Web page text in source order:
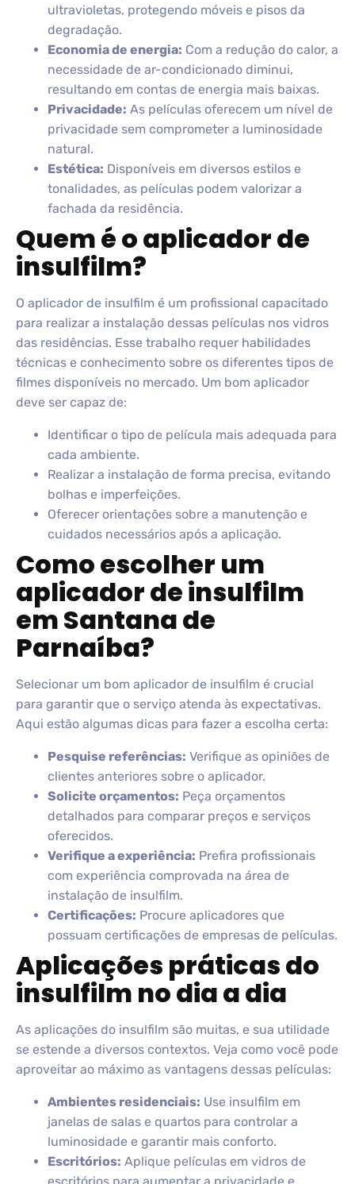
ultravioletas, protegendo móveis e pisos da
degradação.
Economia de energia: Com a redução do calor, a
necessidade de ar-condicionado diminui,
resultando em contas de energia mais baixas.
Privacidade: As películas oferecem um nível de
privacidade sem comprometer a luminosidade
natural.
Estética: Disponíveis em diversos estilos e
tonalidades, as películas podem valorizar a
fachada da residência.
Quem é o aplicador de
insulfilm?
O aplicador de insulfilm é um profissional capacitado
para realizar a instalação dessas películas nos vidros
das residências. Esse trabalho requer habilidades
técnicas e conhecimento sobre os diferentes tipos de
filmes disponíveis no mercado. Um bom aplicador
deve ser capaz de:
Identificar o tipo de película mais adequada para
cada ambiente.
Realizar a instalação de forma precisa, evitando
bolhas e imperfeições.
Oferecer orientações sobre a manutenção e
cuidados necessários após a aplicação.
Como escolher um
aplicador de insulfilm
em Santana de
Parnaíba?
Selecionar um bom aplicador de insulfilm é crucial
para garantir que o serviço atenda às expectativas.
Aqui estão algumas dicas para fazer a escolha certa:
Pesquise referências: Verifique as opiniões de
clientes anteriores sobre o aplicador.
Solicite orçamentos: Peça orçamentos
detalhados para comparar preços e serviços
oferecidos.
Verifique a experiência: Prefira profissionais
com experiência comprovada na área de
instalação de insulfilm.
Certificações: Procure aplicadores que
possuam certificações de empresas de películas.
Aplicações práticas do
insulfilm no dia a dia
As aplicações do insulfilm são muitas, e sua utilidade
se estende a diversos contextos. Veja como você pode
aproveitar ao máximo as vantagens dessas películas:
Ambientes residenciais: Use insulfilm em
janelas de salas e quartos para controlar a
luminosidade e garantir mais conforto.
Escritórios: Aplique películas em vidros de